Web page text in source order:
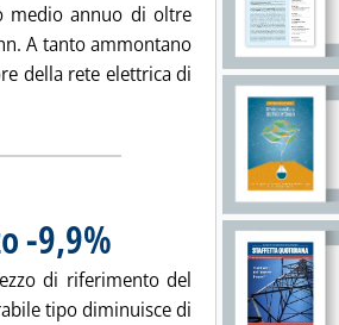
medio annuo di oltre
A tanto ammontano
della rete elettrica di
notizia: 'Terna: con ora legale sistema
-9,9% . Pubblicata mercoledì 02 aprile 2025
di riferimento del
tipo diminuisce di